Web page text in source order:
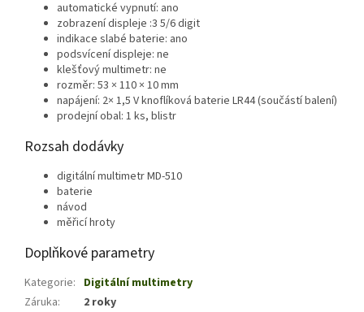
automatické vypnutí: ano
zobrazení displeje :3 5/6 digit
indikace slabé baterie: ano
podsvícení displeje: ne
klešťový multimetr: ne
rozměr: 53 × 110 × 10 mm
napájení: 2× 1,5 V knoflíková baterie LR44 (součástí balení)
prodejní obal: 1 ks, blistr
Rozsah dodávky
digitální multimetr MD-510
baterie
návod
měřicí hroty
Doplňkové parametry
Kategorie: Digitální multimetry
Záruka:
2 roky